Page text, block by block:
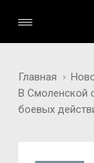
Главная
В Смоленской
боевых